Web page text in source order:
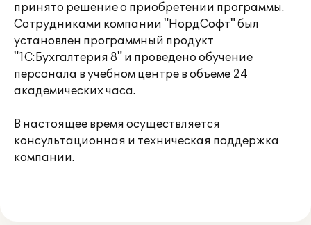
принято решение о приобретении программы.
Сотрудниками компании "НордСофт" был
установлен программный продукт
"1С:Бухгалтерия 8" и проведено обучение
персонала в учебном центре в объеме 24
академических часа.
В настоящее время осуществляется
консультационная и техническая поддержка
компании.